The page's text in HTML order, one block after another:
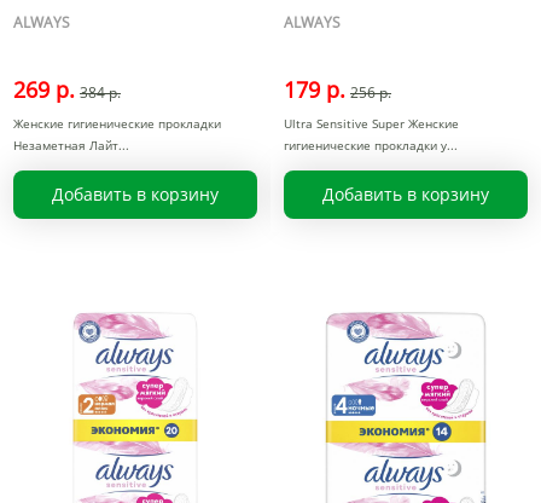
ALWAYS
269 р. 384 р.
Женские гигиенические прокладки
Незаметная Лайт
Добавить в корзину
ALWAYS
179 р. 256 р.
Ultra Sensitive Super Женские
гигиенические прокладки у
Добавить в корзину